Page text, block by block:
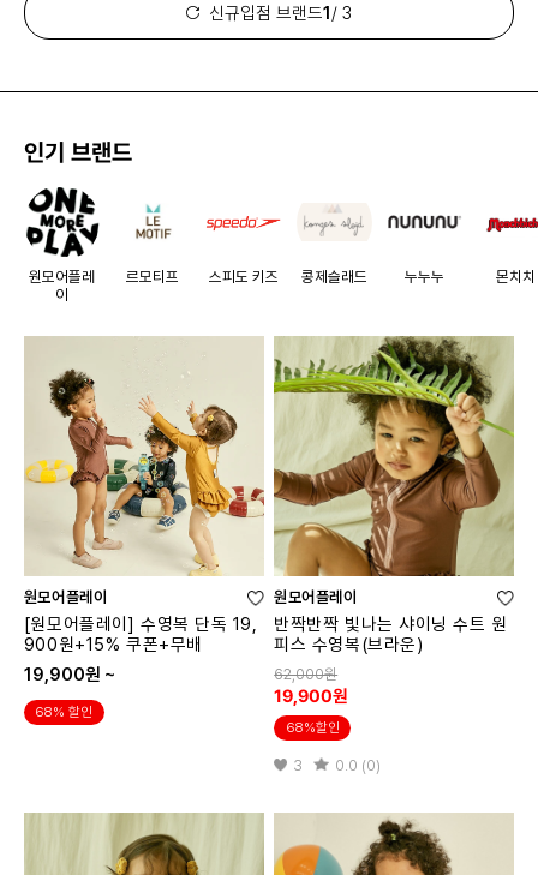
신규입점 브랜드1/ 3
인기 브랜드
원모어플레
이
르모티프 스피도 키즈 콩제슬래드 누누누 몬치치
원모어플레이
[원모어플레이] 수영복 단독 19,
900원+15% 쿠폰+무배
19,900원 ~
68% 할인
원모어플레이
반짝반짝 빛나는 샤이닝 수트 원
피스 수영복(브라운)
62,000원
19,900원
68%할인
3 0.0 (0)